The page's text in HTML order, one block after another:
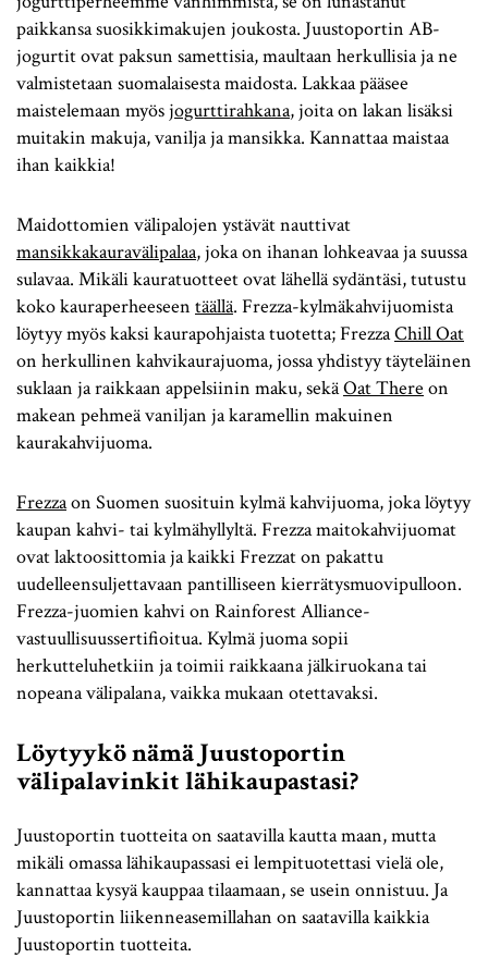
paikkansa suosikkimakujen joukosta. Juustoportin AB-
jogurtit ovat paksun samettisia, maultaan herkullisia ja ne
valmistetaan suomalaisesta maidosta. Lakkaa pääsee
maistelemaan myösjogurttirahkana, joita on lakan lisäksi
muitakin makuja, vanilja ja mansikka. Kannattaa maistaa
ihan kaikkia!
Maidottomien välipalojen ystävät nauttivat
mansikkakauravälipalaa, joka on ihanan lohkeavaa ja suussa
sulavaa. Mikäli kauratuotteet ovat lähellä sydäntäsi, tutustu
koko kauraperheeseen täällä. Frezza-kylmäkahvijuomista
löytyy myös kaksi kaurapohjaista tuotetta; FrezzaChill Oat
on herkullinen kahvikaurajuoma, jossa yhdistyy täyteläinen
suklaan ja raikkaan appelsiinin maku, sekäOat There on
makean pehmeä vaniljan ja karamellin makuinen
kaurakahvijuoma.
Frezzaon Suomen suosituin kylmä kahvijuoma, joka löytyy
kaupan kahvi- tai kylmähyllyltä. Frezza maitokahvijuomat
ovat laktoosittomia ja kaikki Frezzat on pakattu
uudelleensuljettavaan pantilliseen kierrätysmuovipulloon.
Frezza-juomien kahvi on Rainforest Alliance-
vastuullisuussertifioitua. Kylmä juoma sopii
herkutteluhetkiin ja toimii raikkaana jälkiruokana tai
nopeana välipalana, vaikka mukaan otettavaksi.
Löytyykö nämä Juustoportin
välipalavinkit lähikaupastasi?
Juustoportin tuotteita on saatavilla kautta maan, mutta
mikäli omassa lähikaupassasi ei lempituotettasi vielä ole,
kannattaa kysyä kauppaa tilaamaan, se usein onnistuu. Ja
Juustoportin liikenneasemillahan on saatavilla kaikkia
Juustoportin tuotteita.